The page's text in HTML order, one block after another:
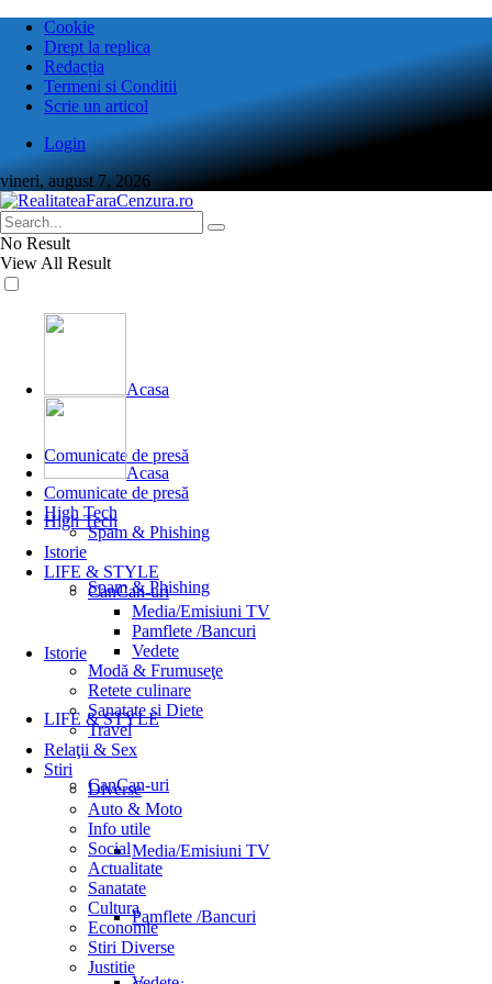
Cookie
Drept la replica
Redacția
Termeni si Conditii
Scrie un articol
Login
vineri, august 7, 2026
No Result
View All Result
Acasa
Comunicate de presă
High Tech
Spam & Phishing
Istorie
LIFE & STYLE
CanCan-uri
Media/Emisiuni TV
Pamflete /Bancuri
Acasa
Comunicate de presă
High Tech
Spam & Phishing
Istorie
LIFE & STYLE
CanCan-uri
Media/Emisiuni TV
Pamflete /Bancuri
Vedete
Modă & Frumuseţe
Retete culinare
Sanatate si Diete
Travel
Relaţii & Sex
Stiri
Diverse
Auto & Moto
Info utile
Social
Actualitate
Sanatate
Cultura
Economie
Stiri Diverse
Justitie